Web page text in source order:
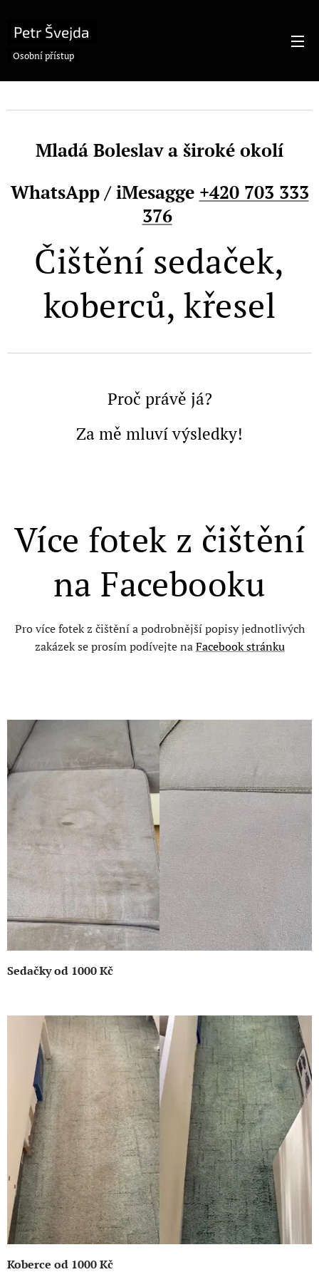
Petr Švejda
Osobní přístup
Mladá Boleslav a široké okolí
WhatsApp / iMesagge +420 703 333
376
Čištění sedaček,
koberců, křesel
Proč právě já?
Za mě mluví výsledky!
Více fotek z čištění
na Facebooku
Pro více fotek z čištění a podrobnější popisy jednotlivých
zakázek se prosím podívejte naFacebook stránku
Sedačky od 1000 Kč
Koberce od 1000 Kč